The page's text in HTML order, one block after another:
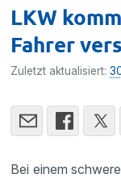
LKW
Fahrer
Zuletzt aktualisiert:
Bei einem